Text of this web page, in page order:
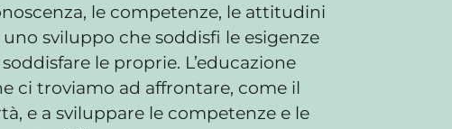
le competenze, le attitudini
sviluppo che soddisfi le esigenze
le proprie. L’educazione
ci troviamo ad affrontare, come il
e a sviluppare le competenze e le